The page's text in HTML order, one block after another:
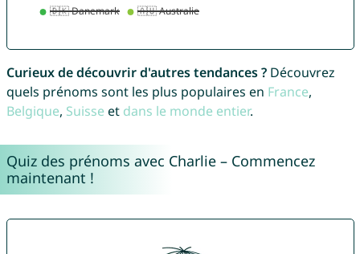
Curieux de découvrir d'autres tendances ?Découvrez
quels prénoms sont les plus populaires en France,
Belgique, Suisse et dans le monde entier.
Quiz des prénoms avec Charlie – Commencez
maintenant !